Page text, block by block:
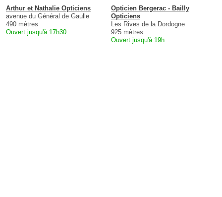
Arthur et Nathalie Opticiens
avenue du Général de Gaulle
490 mètres
Ouvert jusqu'à 17h30
Opticien Bergerac - Bailly
Opticiens
Les Rives de la Dordogne
925 mètres
Ouvert jusqu'à 19h